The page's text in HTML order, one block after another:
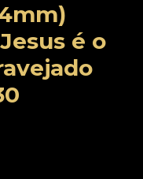
é o